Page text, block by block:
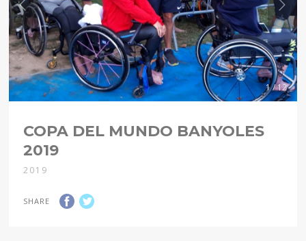
1 / 12
COPA DEL MUNDO BANYOLES
2019
2019
SHARE